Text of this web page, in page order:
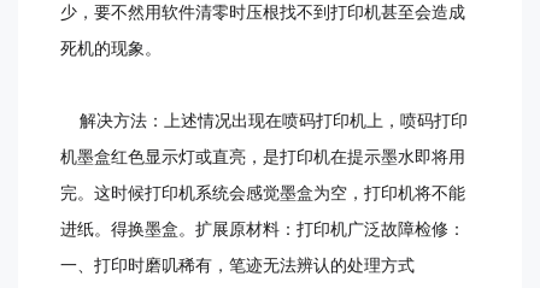
少，要不然用软件清零时压根找不到打印机甚至会造成
死机的现象。
解决方法：上述情况出现在喷码打印机上，喷码打印
机墨盒红色显示灯或直亮，是打印机在提示墨水即将用
完。这时候打印机系统会感觉墨盒为空，打印机将不能
进纸。得换墨盒。扩展原材料：打印机广泛故障检修：
一、打印时磨叽稀有，笔迹无法辨认的处理方式